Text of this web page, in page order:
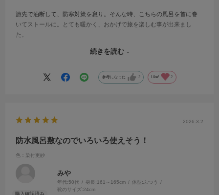
旅先で油断して、防寒対策を怠り。そんな時、こちらの風呂を首に巻
いてストールに。とても暖かく、おかげで旅を楽しむ事が出来まし
た。
良いものを購入出来ました。続きを読む
参考になった 2 Like! 2
2026.3.2
防水風呂敷なのでいろいろ使えそう！
色：染付更紗
みや
年代:50代 身長:161～165cm 体型: ふつう
靴のサイズ:24cm